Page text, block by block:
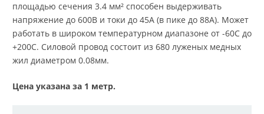
площадью сечения 3.4 мм² способен выдерживать
напряжение до 600В и токи до 45A (в пике до 88A). Может
работать в широком температурном диапазоне от -60С до
+200С. Силовой провод состоит из 680 луженых медных
жил диаметром 0.08мм.
Цена указана за 1 метр.